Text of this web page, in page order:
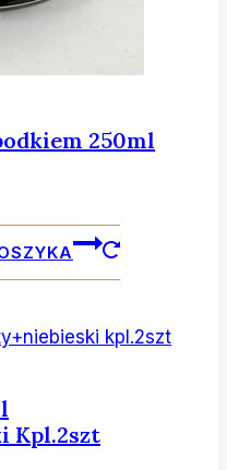
250ml
Kpl.2szt